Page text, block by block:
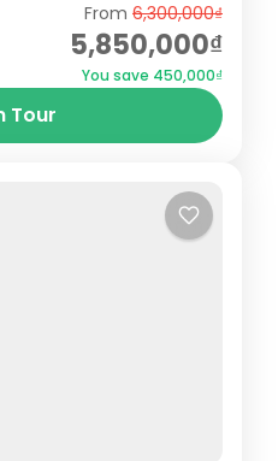
khách đi qua rất
Tuy Hòa, Quy
An, Đà Nẵng...
An,Huế,Phú Yên,Quảng
From 6,300,000₫
5,850,000₫
You save 450,000₫
Tour